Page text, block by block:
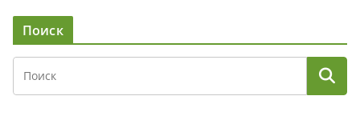
Поиск